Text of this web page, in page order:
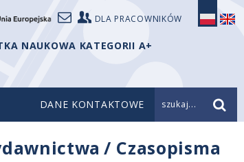
DLA PRACOWNIKÓW
NAUKOWA KATEGORII A+
DANE KONTAKTOWE szukaj...
/ Czasopisma